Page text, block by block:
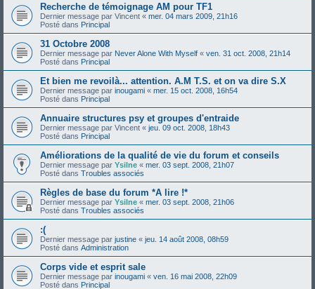
Recherche de témoignage AM pour TF1
Dernier message par Vincent « mer. 04 mars 2009, 21h16
Posté dans Principal
31 Octobre 2008
Dernier message par Never Alone With Myself « ven. 31 oct. 2008, 21h14
Posté dans Principal
Et bien me revoilà... attention. A.M T.S. et on va dire S.X
Dernier message par inougami « mer. 15 oct. 2008, 16h54
Posté dans Principal
Annuaire structures psy et groupes d'entraide
Dernier message par Vincent « jeu. 09 oct. 2008, 18h43
Posté dans Principal
Améliorations de la qualité de vie du forum et conseils
Dernier message par Ysilne « mer. 03 sept. 2008, 21h07
Posté dans Troubles associés
Règles de base du forum *A lire !*
Dernier message par Ysilne « mer. 03 sept. 2008, 21h06
Posté dans Troubles associés
:(
Dernier message par justine « jeu. 14 août 2008, 08h59
Posté dans Administration
Corps vide et esprit sale
Dernier message par inougami « ven. 16 mai 2008, 22h09
Posté dans Principal